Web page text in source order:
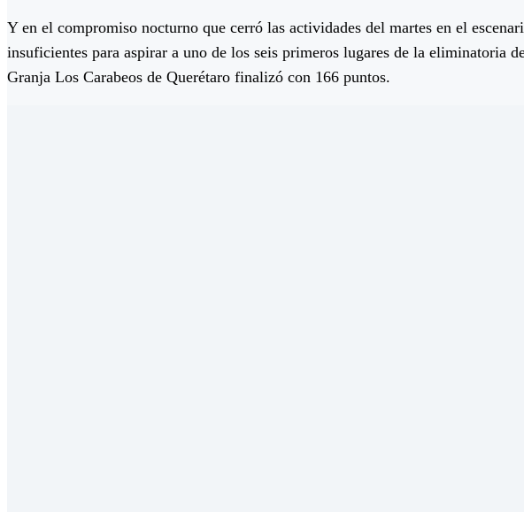
Y en el compromiso nocturno que cerró las actividades del martes en el
insuficientes para aspirar a uno de los seis primeros lugares de la eliminatoria
Granja Los Carabeos de Querétaro finalizó con 166 puntos.